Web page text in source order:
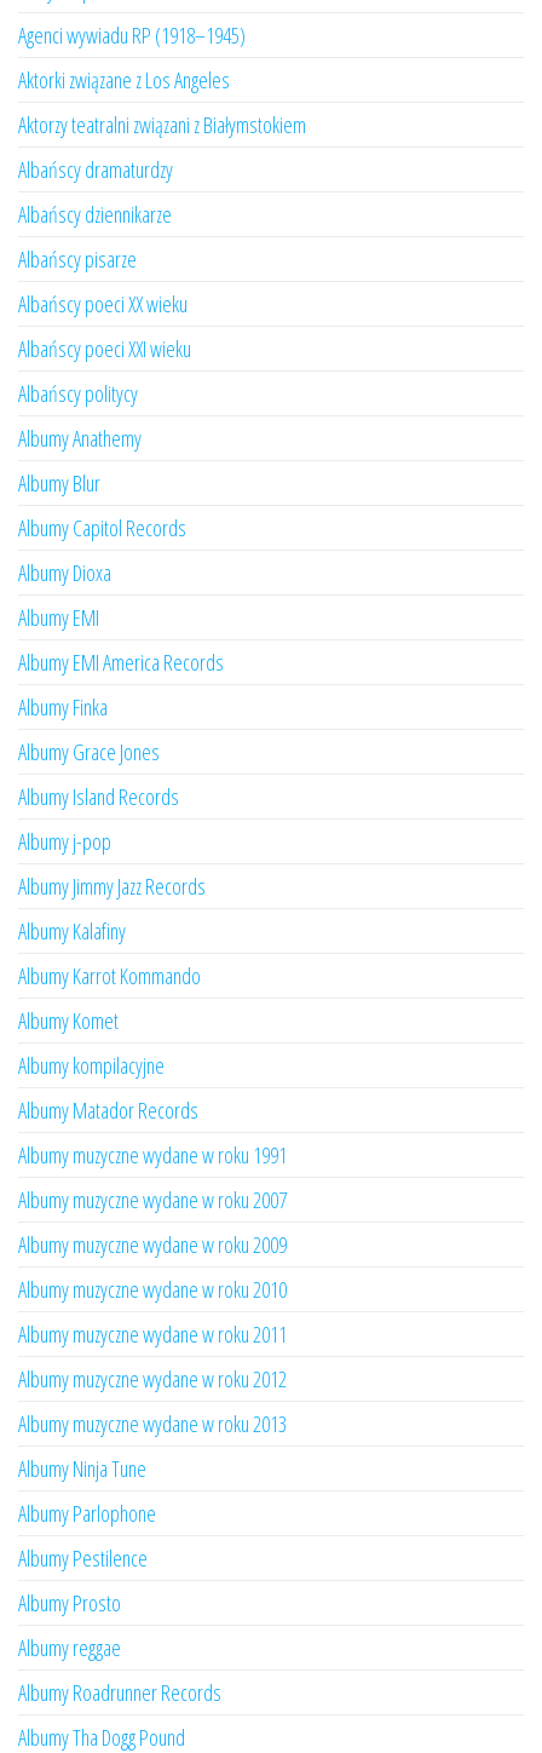
Agenci wywiadu RP (1918–1945)
Aktorki związane z Los Angeles
Aktorzy teatralni związani z Białymstokiem
Albańscy dramaturdzy
Albańscy dziennikarze
Albańscy pisarze
Albańscy poeci XX wieku
Albańscy poeci XXI wieku
Albańscy politycy
Albumy Anathemy
Albumy Blur
Albumy Capitol Records
Albumy Dioxa
Albumy EMI
Albumy EMI America Records
Albumy Finka
Albumy Grace Jones
Albumy Island Records
Albumy j-pop
Albumy Jimmy Jazz Records
Albumy Kalafiny
Albumy Karrot Kommando
Albumy Komet
Albumy kompilacyjne
Albumy Matador Records
Albumy muzyczne wydane w roku 1991
Albumy muzyczne wydane w roku 2007
Albumy muzyczne wydane w roku 2009
Albumy muzyczne wydane w roku 2010
Albumy muzyczne wydane w roku 2011
Albumy muzyczne wydane w roku 2012
Albumy muzyczne wydane w roku 2013
Albumy Ninja Tune
Albumy Parlophone
Albumy Pestilence
Albumy Prosto
Albumy reggae
Albumy Roadrunner Records
Albumy Tha Dogg Pound